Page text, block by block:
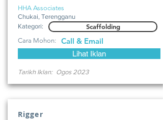
HHA Associates
Chukai, Terengganu
Kategori:
Scaffolding
Cara Mohon: Call & Email
Lihat Iklan
Tarikh Iklan: Ogos 2023
Rigger